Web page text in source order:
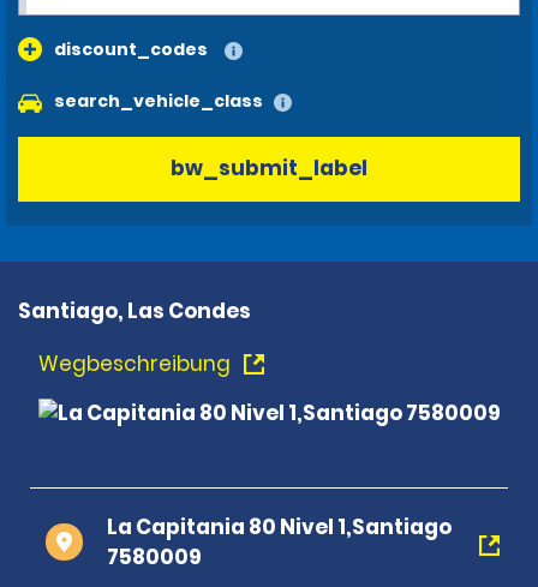
discount_codes
search_vehicle_class
bw_submit_label
Santiago, Las Condes
Wegbeschreibung
La Capitania 80 Nivel 1,Santiago
7580009